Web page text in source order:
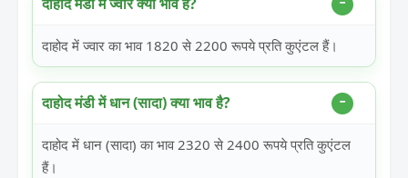
दाहोद में ज्वार का भाव 1820 से 2200 रूपये प्रति कुएंटल हैं।
दाहोद मंडी में धान (सादा) क्या भाव है?
दाहोद में धान (सादा) का भाव 2320 से 2400 रूपये प्रति कुएंटल
हैं।